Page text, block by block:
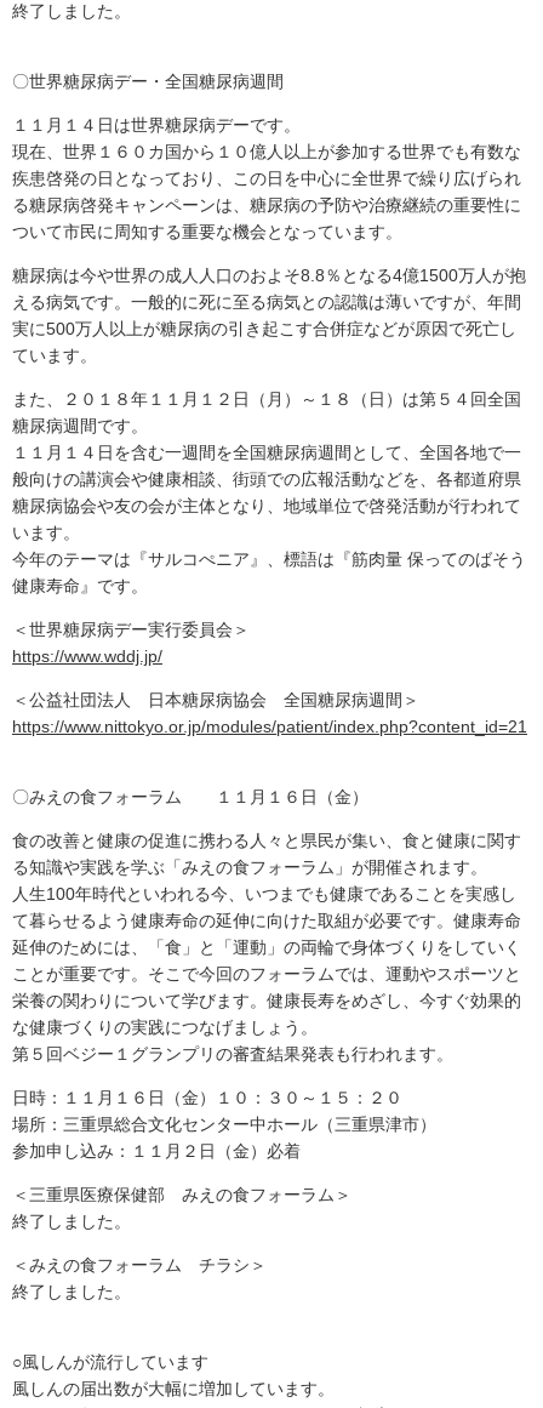
終了しました。
〇世界糖尿病デー・全国糖尿病週間
１１月１４日は世界糖尿病デーです。
現在、世界１６０カ国から１０億人以上が参加する世界でも有数な
疾患啓発の日となっており、この日を中心に全世界で繰り広げられ
る糖尿病啓発キャンペーンは、糖尿病の予防や治療継続の重要性に
ついて市民に周知する重要な機会となっています。
糖尿病は今や世界の成人人口のおよそ8.8％となる4億1500万人が抱
える病気です。一般的に死に至る病気との認識は薄いですが、年間
実に500万人以上が糖尿病の引き起こす合併症などが原因で死亡し
ています。
また、２０１８年１１月１２日（月）～１８（日）は第５４回全国
糖尿病週間です。
１１月１４日を含む一週間を全国糖尿病週間として、全国各地で一
般向けの講演会や健康相談、街頭での広報活動などを、各都道府県
糖尿病協会や友の会が主体となり、地域単位で啓発活動が行われて
います。
今年のテーマは『サルコぺニア』、標語は『筋肉量 保ってのばそう
健康寿命』です。
＜世界糖尿病デー実行委員会＞
https://www.wddj.jp/
＜公益社団法人 日本糖尿病協会 全国糖尿病週間＞
https://www.nittokyo.or.jp/modules/patient/index.php?content_id=21
〇みえの食フォーラム １１月１６日（金）
食の改善と健康の促進に携わる人々と県民が集い、食と健康に関す
る知識や実践を学ぶ「みえの食フォーラム」が開催されます。
人生100年時代といわれる今、いつまでも健康であることを実感し
て暮らせるよう健康寿命の延伸に向けた取組が必要です。健康寿命
延伸のためには、「食」と「運動」の両輪で身体づくりをしていく
ことが重要です。そこで今回のフォーラムでは、運動やスポーツと
栄養の関わりについて学びます。健康長寿をめざし、今すぐ効果的
な健康づくりの実践につなげましょう。
第５回ベジー１グランプリの審査結果発表も行われます。
日時：１１月１６日（金）１０：３０～１５：２０
場所：三重県総合文化センター中ホール（三重県津市）
参加申し込み：１１月２日（金）必着
＜三重県医療保健部 みえの食フォーラム＞
終了しました。
＜みえの食フォーラム チラシ＞
終了しました。
○風しんが流行しています
風しんの届出数が大幅に増加しています。